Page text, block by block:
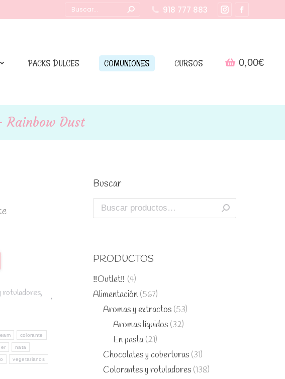
Buscar: 918 777 883
Instagram
in
Facebook
in
PACKS DULCES COMUNIONES CURSOS 0,00€
Rainbow Dust
Alternative:
rotuladores,
colorante
nata
vegetarianos
Buscar
PRODUCTOS
‼️Outlet‼️ (4)
Alimentación (567)
Aromas y extractos (53)
Aromas líquidos (32)
En pasta (21)
Chocolates y coberturas (31)
Colorantes y rotuladores (138)